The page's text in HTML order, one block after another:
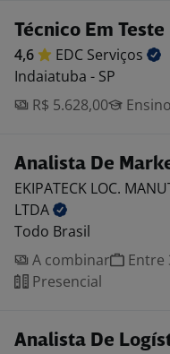
Técnico Em
4,6 EDC Serviços
Indaiatuba - SP
R$ 5.628,00
Analista De
EKIPATECK LOC.
LTDA
Todo Brasil
A combinar
Entre
Presencial
Analista De